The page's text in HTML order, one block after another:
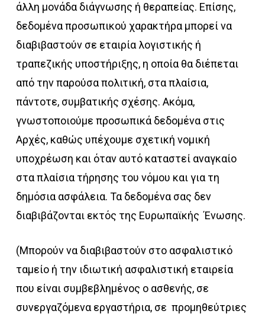
άλλη μονάδα διάγνωσης ή θεραπείας. Επίσης,
δεδομένα προσωπικού χαρακτήρα μπορεί να
διαβιβαστούν σε εταιρία λογιστικής ή
τραπεζικής υποστήριξης, η οποία θα διέπεται
από την παρούσα πολιτική, στα πλαίσια,
πάντοτε, συμβατικής σχέσης. Ακόμα,
γνωστοποιούμε προσωπικά δεδομένα στις
Αρχές, καθώς υπέχουμε σχετική νομική
υποχρέωση και όταν αυτό καταστεί αναγκαίο
στα πλαίσια τήρησης του νόμου και για τη
δημόσια ασφάλεια. Τα δεδομένα σας δεν
διαβιβάζονται εκτός της Ευρωπαϊκής Ένωσης.
(Μπoρούν να διαβιβαστούν στο ασφαλιστικό
ταμείο ή την ιδιωτική ασφαλιστική εταιρεία
που είναι συμβεβλημένος ο ασθενής, σε
συνεργαζόμενα εργαστήρια, σε προμηθεύτριες